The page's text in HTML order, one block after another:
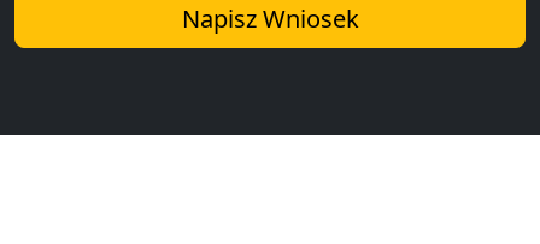
Napisz Wniosek